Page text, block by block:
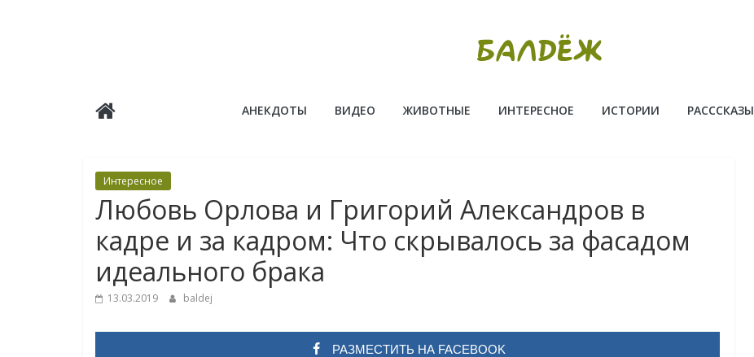
Балдёж АНЕКДОТЫ ВИДЕО ЖИВОТНЫЕ ИНТЕРЕСНОЕ ИСТОРИИ РАСССКАЗЫ
Интересное
Любовь Орлова и Григорий Александров в
кадре и за кадром: Что скрывалось за фасадом
идеального брака
13.03.2019 baldej
РАЗМЕСТИТЬ НА FACEBOOK